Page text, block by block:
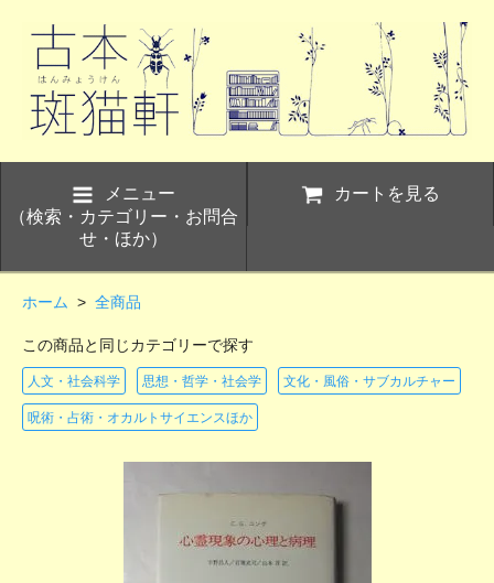
メニュー
（検索・カテゴリー・お問合
せ・ほか）
カートを見る
ホーム > 全商品
この商品と同じカテゴリーで探す
人文・社会科学 思想・哲学・社会学 文化・風俗・サブカルチャー
呪術・占術・オカルトサイエンスほか